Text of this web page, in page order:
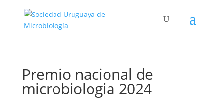
Premio nacional de
microbiologia 2024